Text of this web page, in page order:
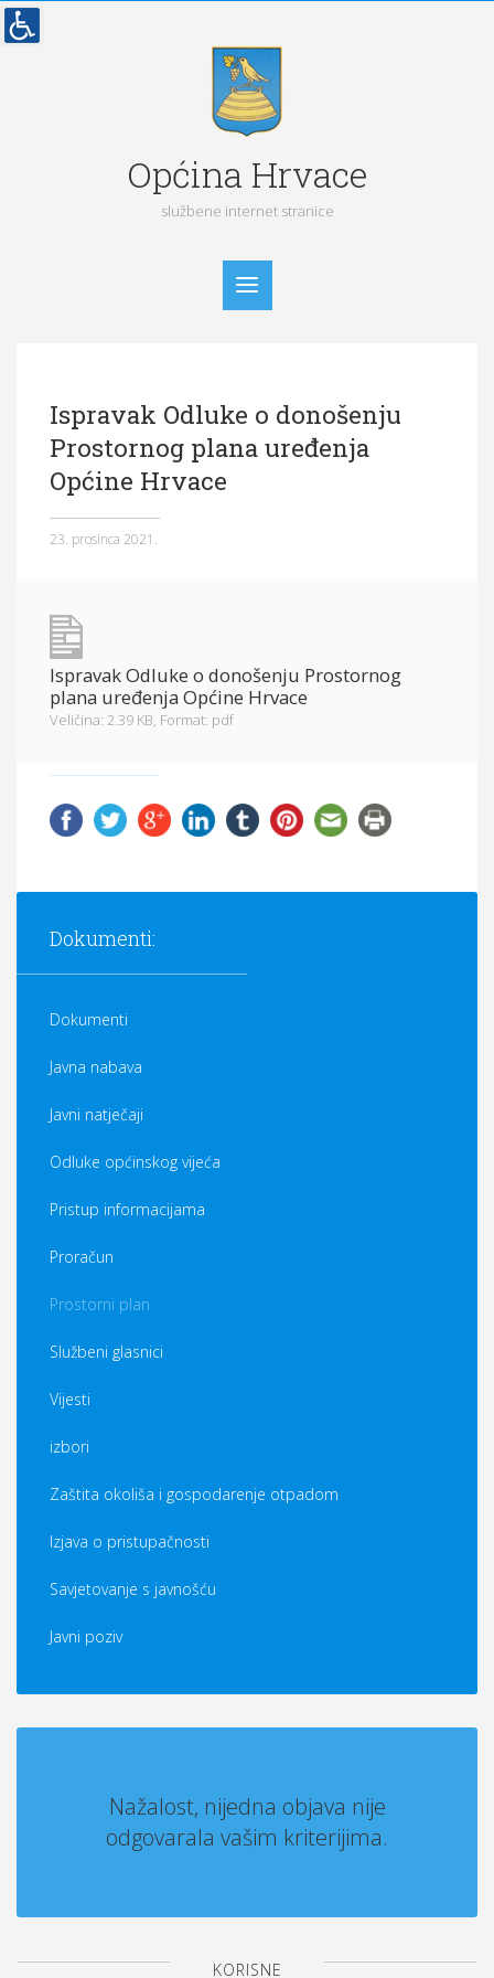
Općina Hrvace
službene internet stranice
Vijesti
Obavijesti
Pristup informacijama
Ispravak Odluke o donošenju
Prostornog plana uređenja
Općine Hrvace
23. prosinca 2021.
Ispravak Odluke o donošenju Prostornog
plana uređenja Općine Hrvace
Veličina: 2.39 KB, Format: pdf
Dokumenti:
Dokumenti
Javna nabava
Javni natječaji
Odluke općinskog vijeća
Pristup informacijama
Proračun
Prostorni plan
Službeni glasnici
Vijesti
izbori
Zaštita okoliša i gospodarenje otpadom
Izjava o pristupačnosti
Savjetovanje s javnošću
Javni poziv
Nažalost, nijedna objava nije
odgovarala vašim kriterijima.
KORISNE